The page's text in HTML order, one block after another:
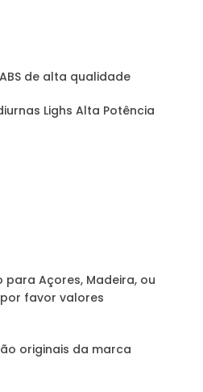
de alta qualidade
diurnas Lighs Alta Potência
Açores, Madeira, ou
favor valores
originais da marca